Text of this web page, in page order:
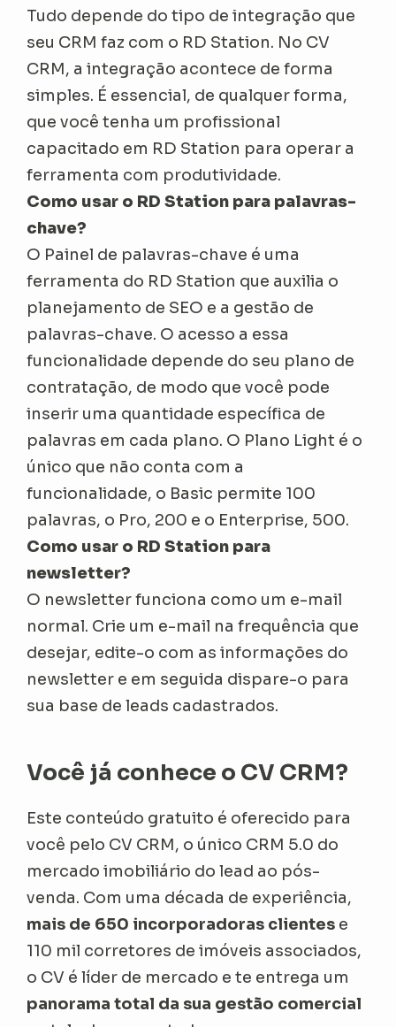
Tudo depende do tipo de integração que
seu CRM faz com o RD Station. No CV
CRM, a integração acontece de forma
simples. É essencial, de qualquer forma,
que você tenha um profissional
capacitado em RD Station para operar a
ferramenta com produtividade.
Como usar o RD Station para palavras-
chave?
O Painel de palavras-chave é uma
ferramenta do RD Station que auxilia o
planejamento de SEO e a gestão de
palavras-chave. O acesso a essa
funcionalidade depende do seu plano de
contratação, de modo que você pode
inserir uma quantidade específica de
palavras em cada plano. O Plano Light é o
único que não conta com a
funcionalidade, o Basic permite 100
palavras, o Pro, 200 e o Enterprise, 500.
Como usar o RD Station para
newsletter?
O newsletter funciona como um e-mail
normal. Crie um e-mail na frequência que
desejar, edite-o com as informações do
newsletter e em seguida dispare-o para
sua base de leads cadastrados.
Você já conhece o CV CRM?
Este conteúdo gratuito é oferecido para
você pelo CV CRM, o único CRM 5.0 do
mercado imobiliário do lead ao pós-
venda. Com uma década de experiência,
mais de 650 incorporadoras clientes e
110 mil corretores de imóveis associados,
o CV é líder de mercado e te entrega um
panorama total da sua gestão comercial